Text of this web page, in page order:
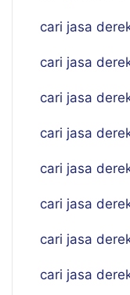
cari jasa
cari jasa
cari jasa
cari jasa
cari jasa
cari jasa
cari jasa
cari jasa